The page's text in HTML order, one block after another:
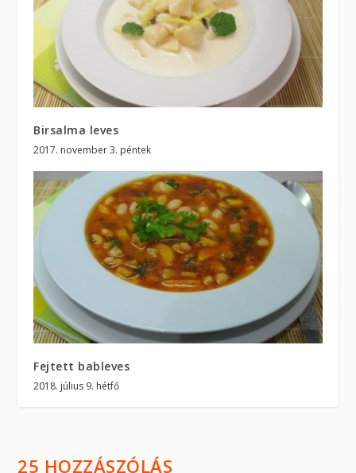
Birsalma leves
2017. november 3. péntek
Fejtett bableves
2018. július 9. hétfő
25 HOZZÁSZÓLÁS